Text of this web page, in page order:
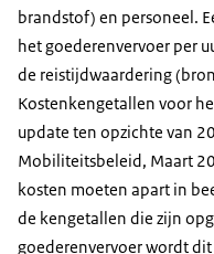
brandstof) en personeel.
het goederenvervoer per
de reistijdwaardering
Kostenkengetallen voor
update ten opzichte van
Mobiliteitsbeleid, Maart
kosten moeten apart in
de kengetallen die zijn
goederenvervoer wordt